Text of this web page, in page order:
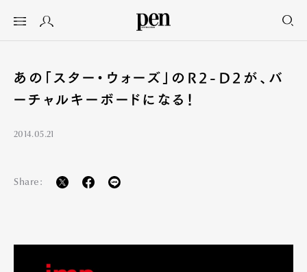
あの「スター・ウォーズ」のR2-D2が、バ
ーチャルキーボードになる！
2014.05.21
Share: